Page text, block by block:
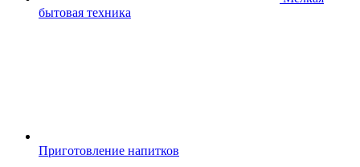
бытовая техника
Приготовление напитков